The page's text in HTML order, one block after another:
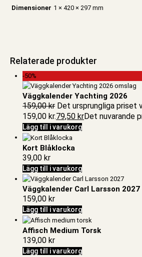
Dimensioner 1 × 420 × 297 mm
Relaterade produkter
-50%
Väggkalender Yachting 2026
159,00kr Det ursprungliga priset
159,00 kr.79,50 krDet nuvarande
Lägg till i varukorg
Kort Blåklocka
39,00 kr
Lägg till i varukorg
Väggkalender Carl Larsson 2027
159,00 kr
Lägg till i varukorg
Affisch Medium Torsk
139,00 kr
Lägg till i varukorg